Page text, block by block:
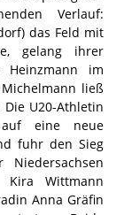
Verlauf:
das Feld mit
gelang ihrer
Heinzmann im
ließ
U20-Athletin
eine neue
fuhr den Sieg
Kira Wittmann
Anna Gräfin